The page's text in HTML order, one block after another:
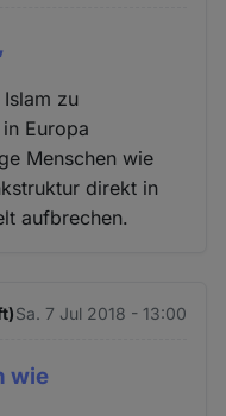
zu
Europa
Menschen wie
direkt in
aufbrechen.
Sa. 7 Jul 2018 - 13:00
wie